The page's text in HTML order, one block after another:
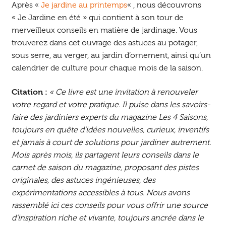
Après « Je jardine au printemps« , nous découvrons
« Je Jardine en été » qui contient à son tour de
merveilleux conseils en matière de jardinage. Vous
trouverez dans cet ouvrage des astuces au potager,
sous serre, au verger, au jardin d’ornement, ainsi qu’un
calendrier de culture pour chaque mois de la saison.
Citation : « Ce livre est une invitation à renouveler
votre regard et votre pratique. Il puise dans les savoirs-
faire des jardiniers experts du magazine Les 4 Saisons,
toujours en quête d’idées nouvelles, curieux, inventifs
et jamais à court de solutions pour jardiner autrement.
Mois après mois, ils partagent leurs conseils dans le
carnet de saison du magazine, proposant des pistes
originales, des astuces ingénieuses, des
expérimentations accessibles à tous. Nous avons
rassemblé ici ces conseils pour vous offrir une source
d’inspiration riche et vivante, toujours ancrée dans le